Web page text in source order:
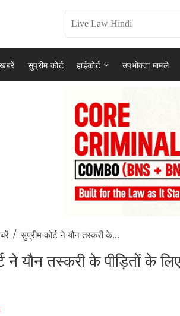
खबरें सुप्रीम कोर्ट हाईकोर्ट उपभोक्ता मामले
/ सुप्रीम कोर्ट ने यौन तस्करी के...
ने यौन तस्करी के पीड़ितों के